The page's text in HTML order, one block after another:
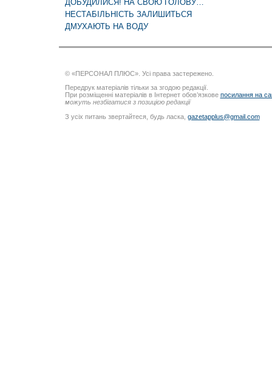
ДОБУДИЛИСЯ! НА СВОЮ ГОЛОВУ…
НЕСТАБІЛЬНІСТЬ ЗАЛИШИТЬСЯ
ДМУХАЮТЬ НА ВОДУ
© «ПЕРСОНАЛ ПЛЮС». Усі права застережено.
Передрук матеріалів тільки за згодою редакції.
При розміщенні матеріалів в Інтернет обов’язкове посилання на
можуть незбігатися з позицією редакції
З усіх питань звертайтеся, будь ласка, gazetapplus@gmail.com